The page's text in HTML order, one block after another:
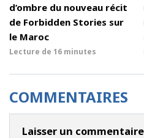
d’ombre du nouveau récit
de Forbidden Stories sur
le Maroc
Lecture de 16 minutes
COMMENTAIRES
Laisser un commentaire